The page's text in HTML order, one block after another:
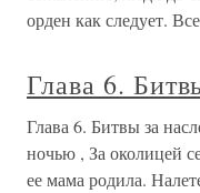
орден как следует.
Глава 6.
Глава 6. Битвы за
ночью , За околицей
ее мама родила.